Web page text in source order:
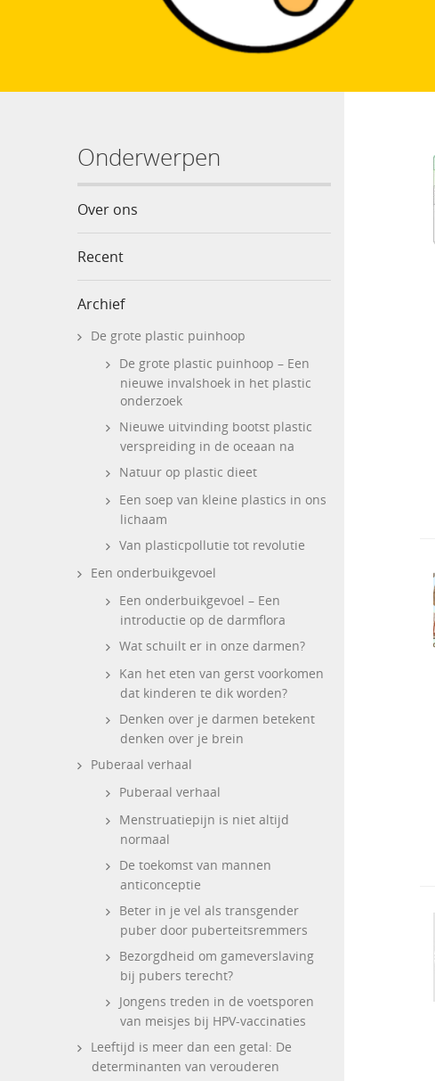
Onderwerpen
Over ons
Recent
Archief
De grote plastic puinhoop
De grote plastic puinhoop – Een
nieuwe invalshoek in het plastic
onderzoek
Nieuwe uitvinding bootst plastic
verspreiding in de oceaan na
Natuur op plastic dieet
Een soep van kleine plastics in ons
lichaam
Van plasticpollutie tot revolutie
Een onderbuikgevoel
Een onderbuikgevoel – Een
introductie op de darmflora
Wat schuilt er in onze darmen?
Kan het eten van gerst voorkomen
dat kinderen te dik worden?
Denken over je darmen betekent
denken over je brein
Puberaal verhaal
Puberaal verhaal
Menstruatiepijn is niet altijd
normaal
De toekomst van mannen
anticonceptie
Beter in je vel als transgender
puber door puberteitsremmers
Bezorgdheid om gameverslaving
bij pubers terecht?
Jongens treden in de voetsporen
van meisjes bij HPV-vaccinaties
Leeftijd is meer dan een getal: De
determinanten van verouderen